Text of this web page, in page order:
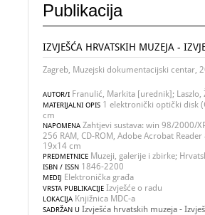
Publikacija
IZVJEŠĆA HRVATSKIH MUZEJA -
Zagreb, Muzejski dokumentacijski centar,
AUTOR/I Franulić, Markita [urednik];
MATERIJALNI OPIS 1 elektronički optički disk
cm
NAPOMENA Zahtjevi sustava: win 98/2000/
256 RAM, CD-ROM, Adobe Acrobat
19x14 cm
PREDMETNICE Muzeji, galerije i zbirke;
ISBN / ISSN 1846-2200
MEDIJ Elektronička građa
VRSTA PUBLIKACIJE Izvješće o radu
LOKACIJA Knjižnica MDC-a
SADRŽAN U Izvješća hrvatskih muzeja -